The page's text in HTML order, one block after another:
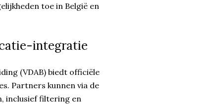
toe in België en
integratie
(VDAB) biedt officiële
Partners kunnen via de
inclusief filtering en